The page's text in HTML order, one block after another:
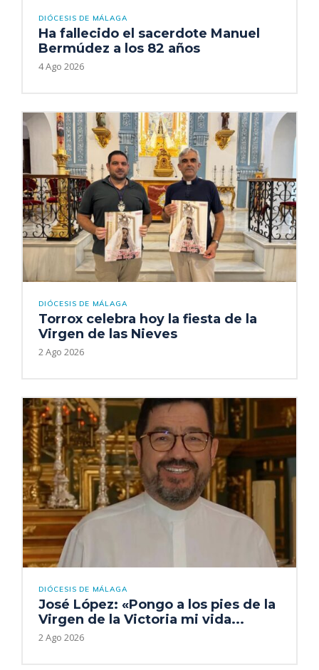
DIÓCESIS DE MÁLAGA
Ha fallecido el sacerdote Manuel
Bermúdez a los 82 años
4 Ago 2026
DIÓCESIS DE MÁLAGA
Torrox celebra hoy la fiesta de la
Virgen de las Nieves
2 Ago 2026
DIÓCESIS DE MÁLAGA
José López: «Pongo a los pies de la
Virgen de la Victoria mi vida...
2 Ago 2026